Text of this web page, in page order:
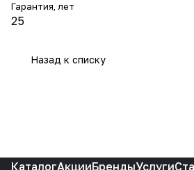
Гарантия, лет
25
Назад к списку
КаталогАкцииБрендыУслуги